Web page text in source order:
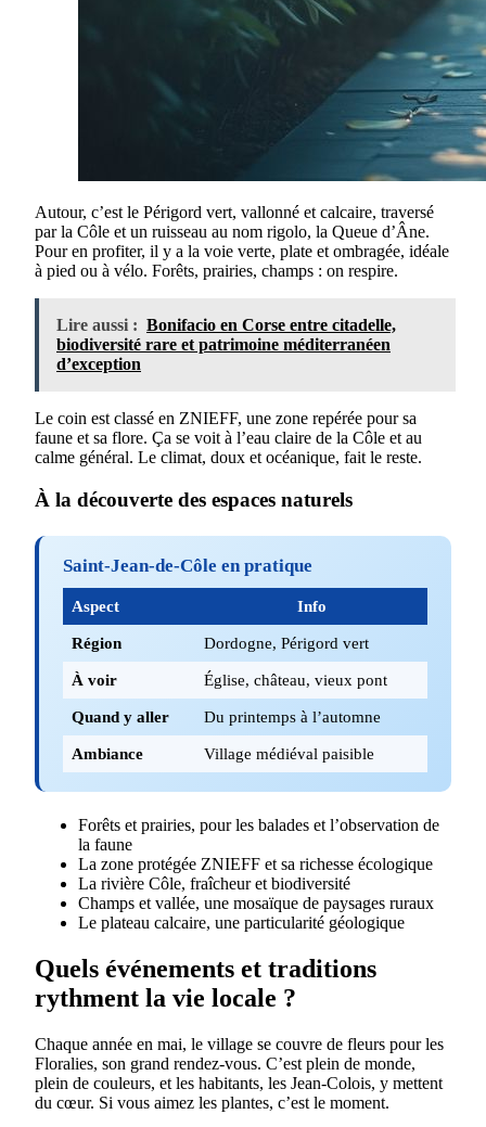
Autour, c’est le Périgord vert, vallonné et calcaire, traversé
par la Côle et un ruisseau au nom rigolo, la Queue d’Âne.
Pour en profiter, il y a la voie verte, plate et ombragée, idéale
à pied ou à vélo. Forêts, prairies, champs : on respire.
Lire aussi : Bonifacio en Corse entre citadelle,
biodiversité rare et patrimoine méditerranéen
d’exception
Le coin est classé en ZNIEFF, une zone repérée pour sa
faune et sa flore. Ça se voit à l’eau claire de la Côle et au
calme général. Le climat, doux et océanique, fait le reste.
À la découverte des espaces naturels
Saint-Jean-de-Côle en pratique
Aspect
Info
Région
Dordogne, Périgord vert
À voir
Église, château, vieux pont
Quand y aller
Du printemps à l’automne
Ambiance
Village médiéval paisible
Forêts et prairies, pour les balades et l’observation de
la faune
La zone protégée ZNIEFF et sa richesse écologique
La rivière Côle, fraîcheur et biodiversité
Champs et vallée, une mosaïque de paysages ruraux
Le plateau calcaire, une particularité géologique
Quels événements et traditions
rythment la vie locale ?
Chaque année en mai, le village se couvre de fleurs pour les
Floralies, son grand rendez-vous. C’est plein de monde,
plein de couleurs, et les habitants, les Jean-Colois, y mettent
du cœur. Si vous aimez les plantes, c’est le moment.